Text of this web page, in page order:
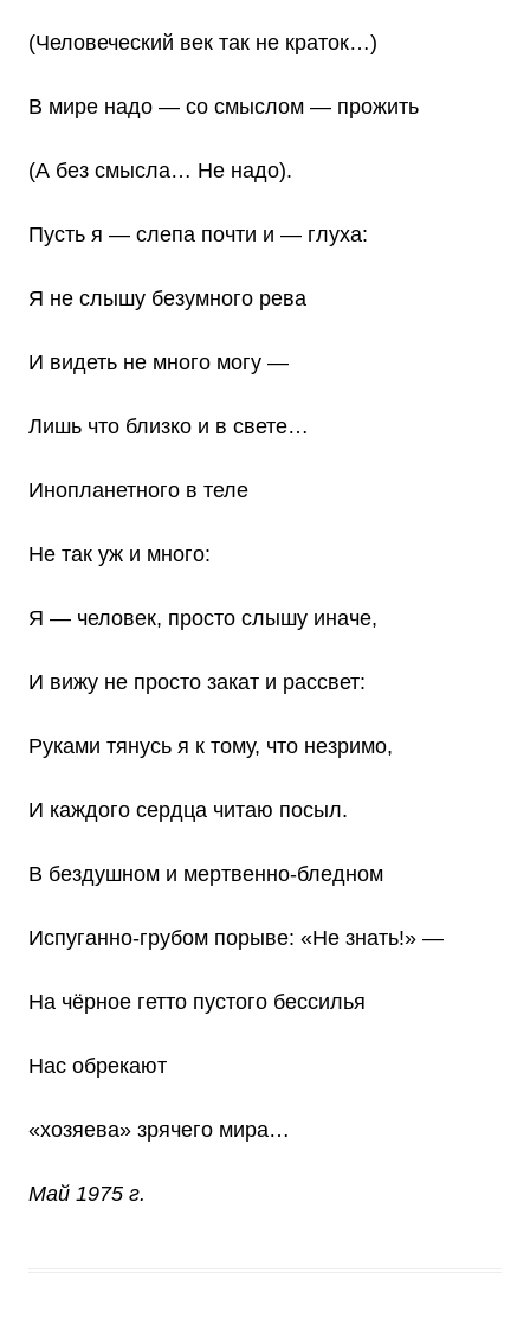
(Человеческий век так не краток…)
В мире надо — со смыслом — прожить
(А без смысла… Не надо).
Пусть я — слепа почти и — глуха:
Я не слышу безумного рева
И видеть не много могу —
Лишь что близко и в свете…
Инопланетного в теле
Не так уж и много:
Я — человек, просто слышу иначе,
И вижу не просто закат и рассвет:
Руками тянусь я к тому, что незримо,
И каждого сердца читаю посыл.
В бездушном и мертвенно-бледном
Испуганно-грубом порыве: «Не знать!» —
На чёрное гетто пустого бессилья
Нас обрекают
«хозяева» зрячего мира…
Май 1975 г.